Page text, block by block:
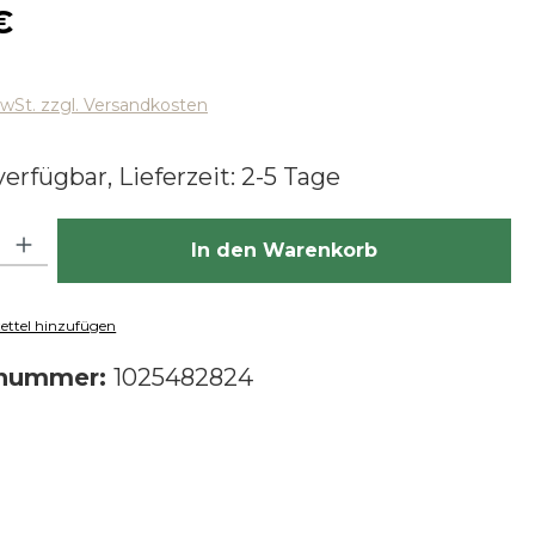
zzgl. Versandkosten
Lieferzeit: 2-5 Tage
Gib den gewünschten Wert ein oder benutze die
In den Warenkorb
hinzufügen
1025482824